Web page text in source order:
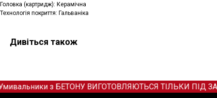
Головка (картридж): Керамічна
Технологія покриття: Гальваніка
Дивіться також
з БЕТОНУ ВИГОТОВЛЯЮТЬСЯ ТІЛЬКИ ПІД